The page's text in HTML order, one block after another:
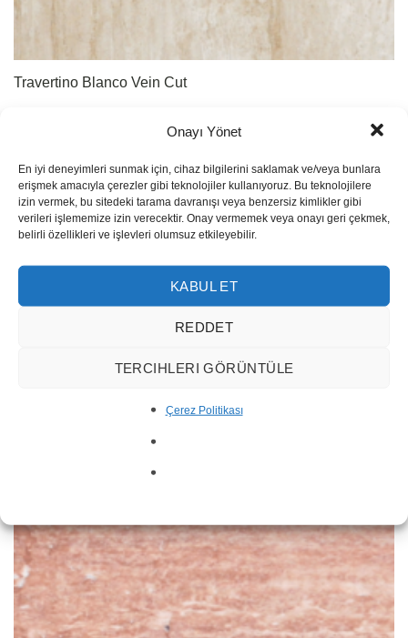
Onayı Yönet
En iyi deneyimleri sunmak için, cihaz bilgilerini saklamak ve/veya bunlara
erişmek amacıyla çerezler gibi teknolojiler kullanıyoruz. Bu teknolojilere
izin vermek, bu sitedeki tarama davranışı veya benzersiz kimlikler gibi
verileri işlememize izin verecektir. Onay vermemek veya onayı geri çekmek,
belirli özellikleri ve işlevleri olumsuz etkileyebilir.
KABUL ET
REDDET
TERCIHLERI GÖRÜNTÜLE
Çerez Politikası
Travertino Blanco Vein Cut